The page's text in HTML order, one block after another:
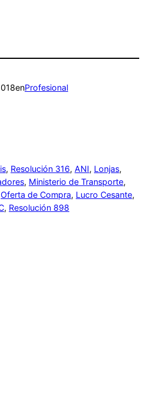
enProfesional
, Resolución 316, ANI, Lonjas
, Ministerio de Transporte
Oferta de Compra, Lucro Cesante
, Resolución 898